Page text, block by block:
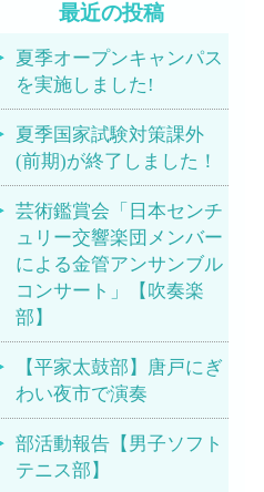
最近の投稿
夏季オープンキャンパス
を実施しました!
夏季国家試験対策課外
(前期)が終了しました！
芸術鑑賞会「日本センチ
ュリー交響楽団メンバー
による金管アンサンブル
コンサート」【吹奏楽
部】
【平家太鼓部】唐戸にぎ
わい夜市で演奏
部活動報告【男子ソフト
テニス部】